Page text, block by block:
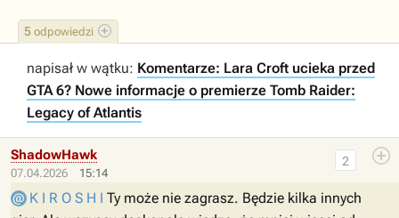
5 odpowiedzi
napisał w wątku: Komentarze: Lara Croft ucieka przed
GTA 6? Nowe informacje o premierze Tomb Raider:
Legacy of Atlantis
07.04.2026 15:14
2
ShadowHawk
K I R O S H I Ty może nie zagrasz. Będzie kilka innych